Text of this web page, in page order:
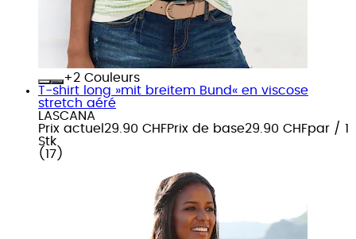
+
Couleurs
T-shirt long »mit breitem Bund« en viscose
stretch aéré
LASCANA
Prix actuel 29.90 CHFPrix de base29.90 CHFpar / 1
Stk
( 17 )